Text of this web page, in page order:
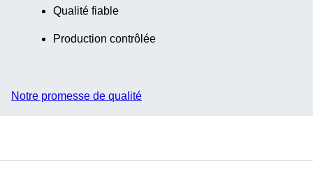
Qualité fiable
Production contrôlée
Notre promesse de qualité